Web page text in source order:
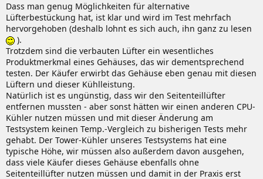
Dass man genug Möglichkeiten für alternative
Lüfterbestückung hat, ist klar und wird im Test mehrfach
hervorgehoben (deshalb lohnt es sich auch, ihn ganz zu lesen
).
Trotzdem sind die verbauten Lüfter ein wesentliches
Produktmerkmal eines Gehäuses, das wir dementsprechend
testen. Der Käufer erwirbt das Gehäuse eben genau mit diesen
Lüftern und dieser Kühlleistung.
Natürlich ist es ungünstig, dass wir den Seitenteillüfter
entfernen mussten - aber sonst hätten wir einen anderen CPU-
Kühler nutzen müssen und mit dieser Änderung am
Testsystem keinen Temp.-Vergleich zu bisherigen Tests mehr
gehabt. Der Tower-Kühler unseres Testsystems hat eine
typische Höhe, wir müssen also außerdem davon ausgehen,
dass viele Käufer dieses Gehäuse ebenfalls ohne
Seitenteillüfter nutzen müssen und damit in der Praxis erst